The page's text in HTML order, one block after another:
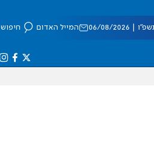
08/2026 המייל האדום חיפוש